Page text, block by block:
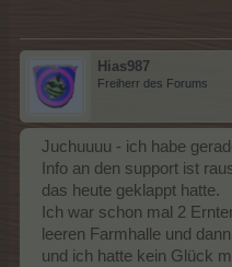
Hias987
Freiherr des Forums
Juchuuuu - ich habe
Info an den support ist
das heute geklappt hatte.
Ich war schon mal 2
leeren Farmhalle und
und ich hatte kein Glück